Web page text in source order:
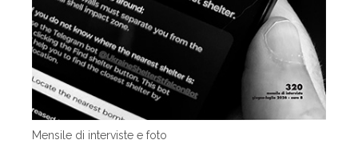
Mensile di interviste e foto